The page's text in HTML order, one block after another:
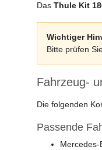
Das Thule Kit
Wichtiger
Bitte prüfen
Fahrzeug-
Die folgenden
Passende
Mercedes-